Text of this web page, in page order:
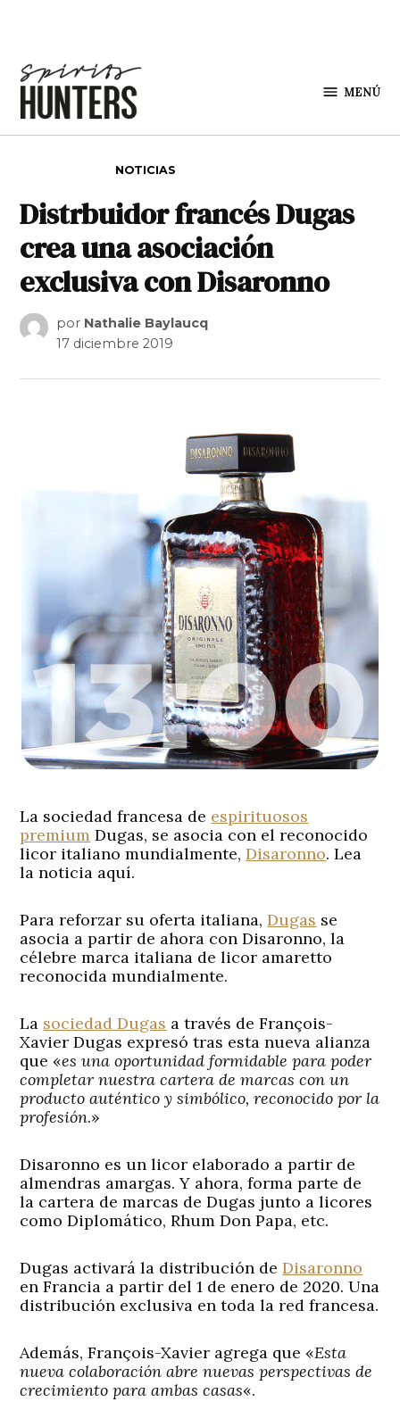
MENÚ
NOTICIAS
Distrbuidor francés Dugas
crea una asociación
exclusiva con Disaronno
por Nathalie Baylaucq
17 diciembre 2019
La sociedad francesa de espirituosos
premium Dugas, se asocia con el reconocido
licor italiano mundialmente,Disaronno. Lea
la noticia aquí.
Para reforzar su oferta italiana,Dugas se
asocia a partir de ahora con Disaronno, la
célebre marca italiana de licor amaretto
reconocida mundialmente.
La sociedad Dugas a través de François-
Xavier Dugas expresó tras esta nueva alianza
que «es una oportunidad formidable para poder
completar nuestra cartera de marcas con un
producto auténtico y simbólico, reconocido por la
profesión.»
Disaronno es un licor elaborado a partir de
almendras amargas. Y ahora, forma parte de
la cartera de marcas de Dugas junto a licores
como Diplomático, Rhum Don Papa, etc.
Dugas activará la distribución deDisaronno
en Francia a partir del 1 de enero de 2020. Una
distribución exclusiva en toda la red francesa.
Además, François-Xavier agrega que «Esta
nueva colaboración abre nuevas perspectivas de
crecimiento para ambas casas«.